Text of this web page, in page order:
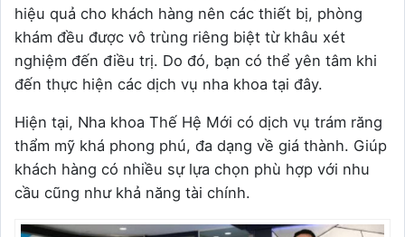
hiệu quả cho khách hàng nên các thiết bị, phòng
khám đều được vô trùng riêng biệt từ khâu xét
nghiệm đến điều trị. Do đó, bạn có thể yên tâm khi
đến thực hiện các dịch vụ nha khoa tại đây.
Hiện tại, Nha khoa Thế Hệ Mới có dịch vụ trám răng
thẩm mỹ khá phong phú, đa dạng về giá thành. Giúp
khách hàng có nhiều sự lựa chọn phù hợp với nhu
cầu cũng như khả năng tài chính.